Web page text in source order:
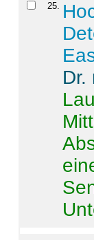
25.
Dr.